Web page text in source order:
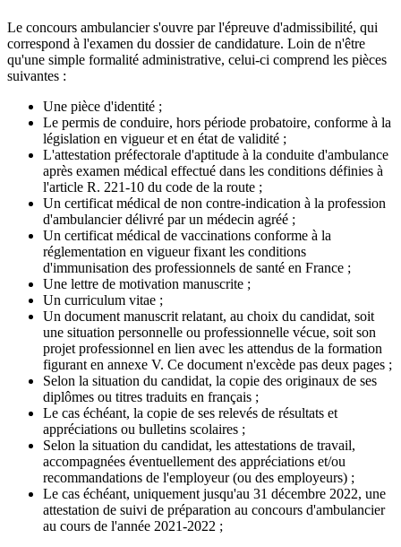
Le concours ambulancier s'ouvre par l'épreuve d'admissibilité, qui
correspond à l'examen du dossier de candidature. Loin de n'être
qu'une simple formalité administrative, celui-ci comprend les pièces
suivantes :
Une pièce d'identité ;
Le permis de conduire, hors période probatoire, conforme à la
législation en vigueur et en état de validité ;
L'attestation préfectorale d'aptitude à la conduite d'ambulance
après examen médical effectué dans les conditions définies à
l'article R. 221-10 du code de la route ;
Un certificat médical de non contre-indication à la profession
d'ambulancier délivré par un médecin agréé ;
Un certificat médical de vaccinations conforme à la
réglementation en vigueur fixant les conditions
d'immunisation des professionnels de santé en France ;
Une lettre de motivation manuscrite ;
Un curriculum vitae ;
Un document manuscrit relatant, au choix du candidat, soit
une situation personnelle ou professionnelle vécue, soit son
projet professionnel en lien avec les attendus de la formation
figurant en annexe V. Ce document n'excède pas deux pages ;
Selon la situation du candidat, la copie des originaux de ses
diplômes ou titres traduits en français ;
Le cas échéant, la copie de ses relevés de résultats et
appréciations ou bulletins scolaires ;
Selon la situation du candidat, les attestations de travail,
accompagnées éventuellement des appréciations et/ou
recommandations de l'employeur (ou des employeurs) ;
Le cas échéant, uniquement jusqu'au 31 décembre 2022, une
attestation de suivi de préparation au concours d'ambulancier
au cours de l'année 2021-2022 ;